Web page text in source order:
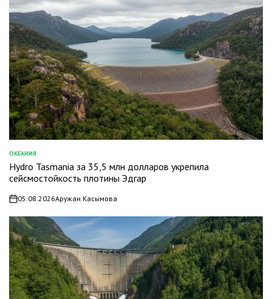
ОПУБЛИКОВАНО
В
ОКЕАНИЯ
Hydro Tasmania за 35,5 млн долларов укрепила
сейсмостойкость плотины Эдгар
on05.08.2026Аружан Касымова